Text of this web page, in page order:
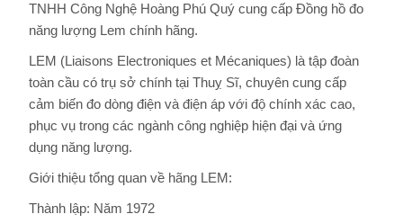
TNHH Công Nghệ Hoàng Phú Quý cung cấp Đồng hồ đo
năng lượng Lem chính hãng.
LEM (Liaisons Electroniques et Mécaniques) là tập đoàn
toàn cầu có trụ sở chính tại Thuỵ Sĩ, chuyên cung cấp
cảm biến đo dòng điện và điện áp với độ chính xác cao,
phục vụ trong các ngành công nghiệp hiện đại và ứng
dụng năng lượng.
Giới thiệu tổng quan về hãng LEM:
Thành lập: Năm 1972